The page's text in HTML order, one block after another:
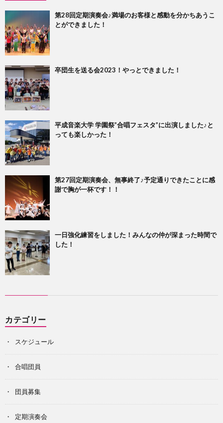
第28回定期演奏会♪満場のお客様と感動を分かちあうこ
とができました！
卒団生を送る会2023！やっとできました！
平成音楽大学 学園祭”合唱フェスタ”に出演しました♪と
っても楽しかった！
第27回定期演奏会、無事終了♪予定通りできたことに感
謝で胸が一杯です！！
一日強化練習をしました！みんなの仲が深まった時間で
した！
カテゴリー
スケジュール
合唱団員
団員募集
定期演奏会